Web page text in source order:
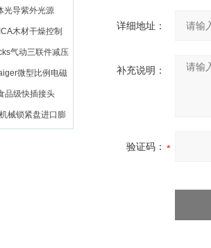
光导紫外光源
木材干燥控制
气动三联件减压
微型比例电磁
品级快插接头
械锁紧盘进口膨
详细地址：
补充说明：
验证码：